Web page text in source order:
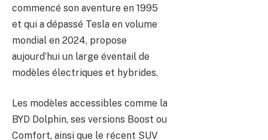
commencé son aventure en 1995
et qui a dépassé Tesla en volume
mondial en 2024, propose
aujourd’hui un large éventail de
modèles électriques et hybrides.
Les modèles accessibles comme la
BYD Dolphin, ses versions Boost ou
Comfort, ainsi que le récent SUV